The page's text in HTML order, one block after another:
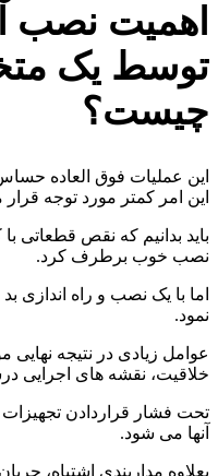
اهمیت نصب
توسط یک
چیست؟
این عملیات فوق العاده
این امر کمتر مورد توجه
باید بدانیم که نقص قطعاتی
نصب خوب برطرف کرد.
اما با یک نصب و راه اندازی
نمود.
عوامل زیادی در نتیجه
خلاقیت، نقشه های اجرایی
تحت فشار قراردادن
آنها می شود.
بعلاوه مداربندی اشتباه،